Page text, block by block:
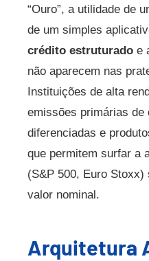
“Ouro”, a utilidade de
de um simples
crédito estruturado e
não aparecem nas
Instituições de alta
emissões primárias de
diferenciadas e
que permitem surfar a
(S&P 500, Euro
valor nominal.
Arquitetura